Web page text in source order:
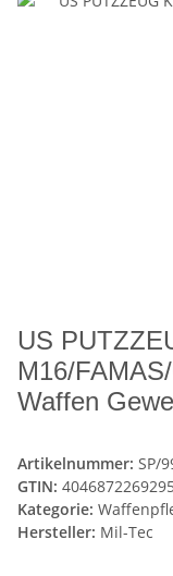
US
M16/
Waffen
Artikelnummer: SP/
GTIN: 4046872269295
Kategorie:
Hersteller: Mil-Tec